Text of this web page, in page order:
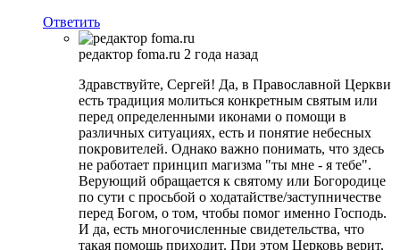
Ответить
редактор foma.ru 2 года назад
Здравствуйте, Сергей! Да, в Православной Церкви
есть традиция молиться конкретным святым или
перед определенными иконами о помощи в
различных ситуациях, есть и понятие небесных
покровителей. Однако важно понимать, что здесь
не работает принцип магизма "ты мне - я тебе".
Верующий обращается к святому или Богородице
по сути с просьбой о ходатайстве/заступничестве
перед Богом, о том, чтобы помог именно Господь.
И да, есть многочисленные свидетельства, что
такая помощь приходит. При этом Церковь верит,